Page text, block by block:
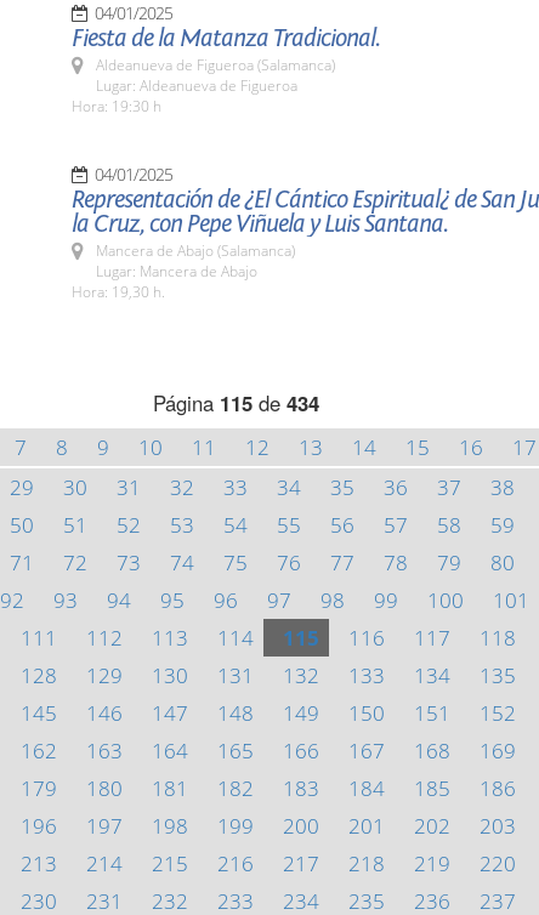
04/01/2025
Fiesta de la Matanza Tradicional.
Aldeanueva de Figueroa (Salamanca)
Lugar: Aldeanueva de Figueroa
Hora: 19:30 h
04/01/2025
Representación de ¿El Cántico Espiritual¿ de San
la Cruz, con Pepe Viñuela y Luis Santana.
Mancera de Abajo (Salamanca)
Lugar: Mancera de Abajo
Hora: 19,30 h.
Página 115de 434
7 8 9 10 11 12 13 14 15 16 17
29 30 31 32 33 34 35 36 37 38
50 51 52 53 54 55 56 57 58 59
71 72 73 74 75 76 77 78 79 80
92 93 94 95 96 97 98 99 100 101
111 112 113 114 115 116 117 118
128 129 130 131 132 133 134 135
145 146 147 148 149 150 151 152
162 163 164 165 166 167 168 169
179 180 181 182 183 184 185 186
196 197 198 199 200 201 202 203
213 214 215 216 217 218 219 220
230 231 232 233 234 235 236 237